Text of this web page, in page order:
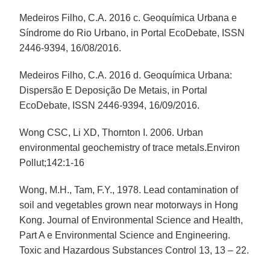
Medeiros Filho, C.A. 2016 c. Geoquímica Urbana e
Síndrome do Rio Urbano, in Portal EcoDebate, ISSN
2446-9394, 16/08/2016.
Medeiros Filho, C.A. 2016 d. Geoquímica Urbana:
Dispersão E Deposição De Metais, in Portal
EcoDebate, ISSN 2446-9394, 16/09/2016.
Wong CSC, Li XD, Thornton I. 2006. Urban
environmental geochemistry of trace metals.Environ
Pollut;142:1-16
Wong, M.H., Tam, F.Y., 1978. Lead contamination of
soil and vegetables grown near motorways in Hong
Kong. Journal of Environmental Science and Health,
Part A e Environmental Science and Engineering.
Toxic and Hazardous Substances Control 13, 13 – 22.